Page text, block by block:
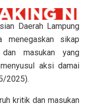
Daerah Lampung
menegaskan sikap
masukan yang
aksi damai
2025).
kritik dan masukan